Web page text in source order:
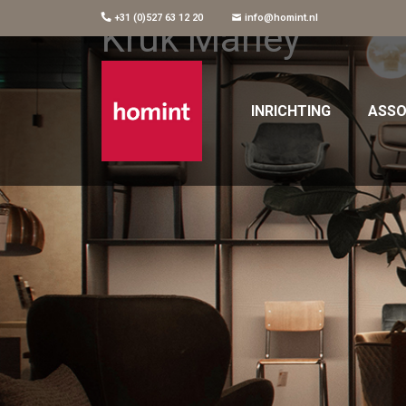
+31 (0)527 63 12 20 info@homint.nl
INRICHTING
Kruk Marley